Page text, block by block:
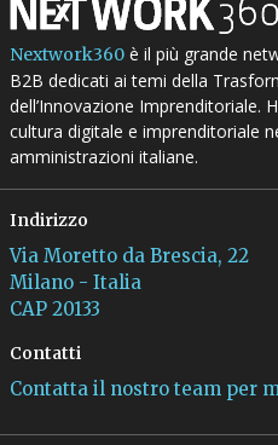
Nextwork360è il più grande
B2B dedicati ai temi della
dell’Innovazione Imprenditoriale.
cultura digitale e imprenditoriale
amministrazioni italiane.
Indirizzo
Via Moretto da Brescia, 22
Milano - Italia
CAP 20133
Contatti
Contatta il nostro team per